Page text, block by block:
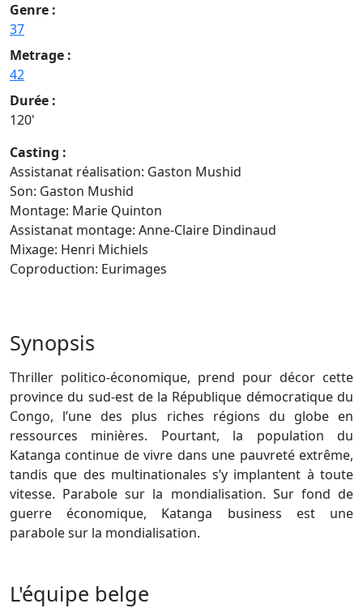
Genre :
37
Metrage :
42
Durée :
120'
Casting :
Assistanat réalisation: Gaston Mushid
Son: Gaston Mushid
Montage: Marie Quinton
Assistanat montage: Anne-Claire Dindinaud
Mixage: Henri Michiels
Coproduction: Eurimages
Synopsis
Thriller politico-économique, prend pour décor cette
province du sud-est de la République démocratique du
Congo, l’une des plus riches régions du globe en
ressources minières. Pourtant, la population du
Katanga continue de vivre dans une pauvreté extrême,
tandis que des multinationales s’y implantent à toute
vitesse. Parabole sur la mondialisation. Sur fond de
guerre économique, Katanga business est une
parabole sur la mondialisation.
L'équipe belge